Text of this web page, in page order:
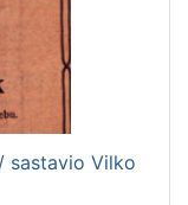
sastavio Vilko